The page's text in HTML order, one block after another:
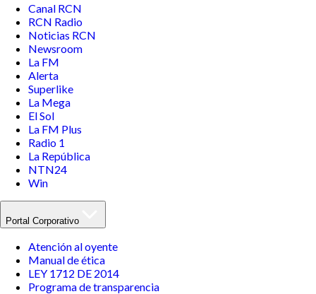
Canal RCN
RCN Radio
Noticias RCN
Newsroom
La FM
Alerta
Superlike
La Mega
El Sol
La FM Plus
Radio 1
La República
NTN24
Win
Portal Corporativo
Atención al oyente
Manual de ética
LEY 1712 DE 2014
Programa de transparencia